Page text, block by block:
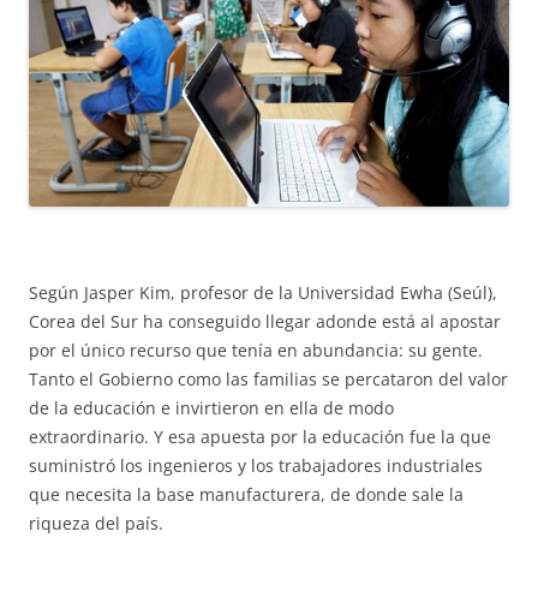
Según Jasper Kim, profesor de la Universidad Ewha (Seúl),
Corea del Sur ha conseguido llegar adonde está al apostar
por el único recurso que tenía en abundancia: su gente.
Tanto el Gobierno como las familias se percataron del valor
de la educación e invirtieron en ella de modo
extraordinario. Y esa apuesta por la educación fue la que
suministró los ingenieros y los trabajadores industriales
que necesita la base manufacturera, de donde sale la
riqueza del país.